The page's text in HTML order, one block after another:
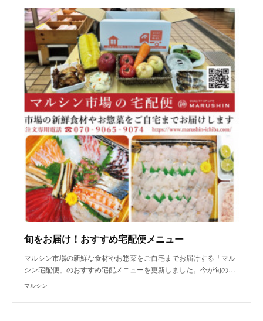
旬をお届け！おすすめ宅配便メニュー
マルシン市場の新鮮な食材やお惣菜をご自宅までお届けする「マル
シン宅配便」のおすすめ宅配メニューを更新しました。今が旬の…
マルシン